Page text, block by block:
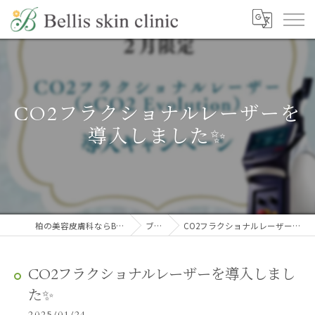
CO2フラクショナルレーザーを
導入しました✨
柏の美容皮膚科ならBellis skin clinic ブログ CO2フラクショナルレーザーを導入しました✨
CO2フラクショナルレーザーを導入しまし
た✨